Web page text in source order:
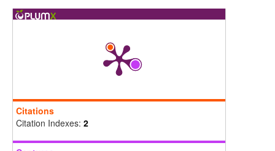
Citations
Citation Indexes: 2